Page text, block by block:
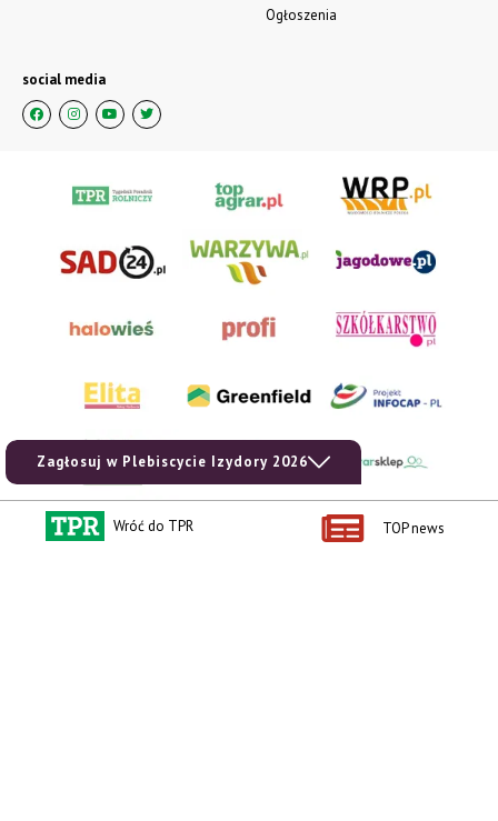
Zagłosuj w Plebiscycie Izydory 2026
Ogłoszenia
social media
Wróć do TPR TOP news